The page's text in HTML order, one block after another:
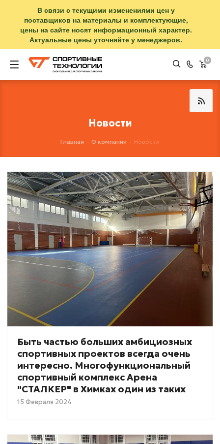
В связи с текущими изменениями цен у
поставщиков на материалы и комплектующие,
цены на сайте носят информационный характер.
Актуальные цены уточняйте у менеджеров.
0
Новости
Главная - О компании - Новости
Быть частью больших амбициозных
спортивных проектов всегда очень
интересно. Многофункциональный
спортивный комплекс Арена
"СТАЛКЕР" в Химках один из таких
15 Февраля 2024